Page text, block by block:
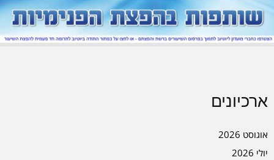
ארכיונים
אוגוסט 2026
יולי 2026